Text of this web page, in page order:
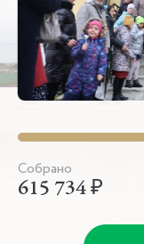
Собрано
615 734 ₽